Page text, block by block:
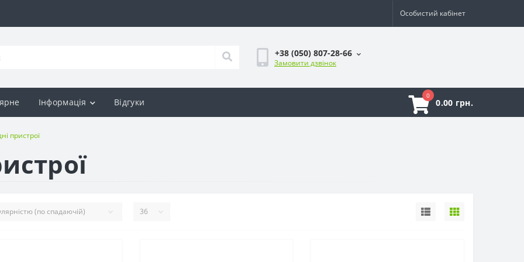
Особистий кабінет
+38 (050) 807-28-66
Замовити дзвінок
Інформація Відгуки
0
0.00 грн.
пристрої